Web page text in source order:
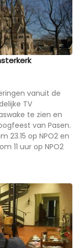
vanuit de
TV
te zien en
van Pasen.
23.15 op NPO2 en
11 uur op NPO2